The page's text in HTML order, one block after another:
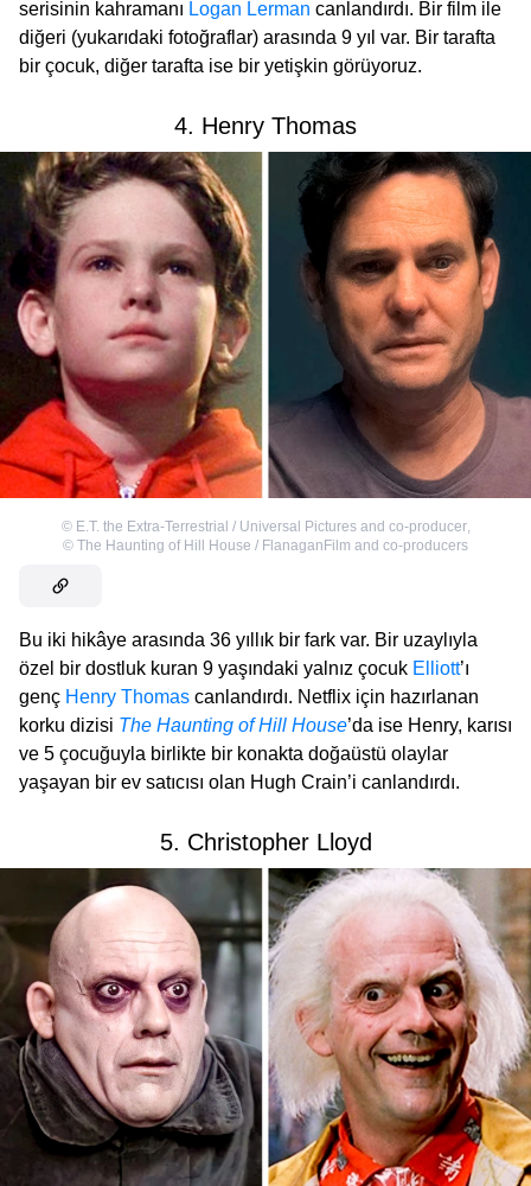
serisinin kahramanı Logan Lerman canlandırdı. Bir film ile
diğeri (yukarıdaki fotoğraflar) arasında 9 yıl var. Bir tarafta
bir çocuk, diğer tarafta ise bir yetişkin görüyoruz.
4. Henry Thomas
© E.T. the Extra-Terrestrial / Universal Pictures and co-producer,
© The Haunting of Hill House / FlanaganFilm and co-producers
Bu iki hikâye arasında 36 yıllık bir fark var. Bir uzaylıyla
özel bir dostluk kuran 9 yaşındaki yalnız çocuk Elliott’ı
genç Henry Thomas canlandırdı. Netflix için hazırlanan
korku dizisi The Haunting of Hill House’da ise Henry, karısı
ve 5 çocuğuyla birlikte bir konakta doğaüstü olaylar
yaşayan bir ev satıcısı olan Hugh Crain’i canlandırdı.
5. Christopher Lloyd